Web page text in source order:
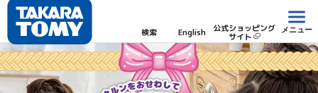
検索 English 公式ショッピング
サイト
メニュー